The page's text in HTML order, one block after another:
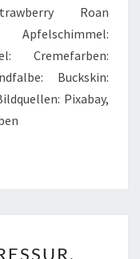
Roan
Cremefarben:
Buckskin:
Pixabay,